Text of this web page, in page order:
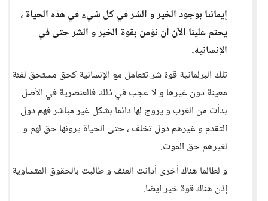
إيماننا بوجود الخير و الشر في كل شيء في هذه الحياة ،
يحتم علينا الآن أن نؤمن بقوة الخير و الشر حتى في
الإنسانية.
تلك البرلمانية قوة شر تتعامل مع الإنسانية كحق مستحق لفئة
معينة دون غيرها و لا عجب في ذلك فالعنصرية في الأصل
بدأت من الغرب و يروج لها دائما بشكل غير مباشر فهم دول
التقدم و غيرهم دول تخلف ، حتى الحياة يرونها حق لهم و
لغيرهم حق الموت.
و لطالما هناك أخرى أدانت العنف و طالبت بالحقوق المتساوية
إذن هناك قوة خير أيضا.